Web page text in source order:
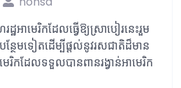
ាមេរិកដែលធ្វើឱ្យស្រាបៀរនេះរួម
ន្ថែមទៀតដើម្បីផ្តល់នូវរសជាតិដ៏មាន
កដែលទទួលបានពានរង្វាន់អាមេរិក